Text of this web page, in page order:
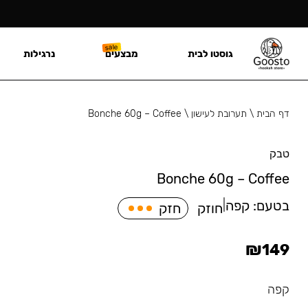
דף הבית\ תערובת לעישון \
Bonche 60g – Coffee
טבק
Bonche 60g – Coffee
בטעם: קפה חוזק חזק
₪149
קפה
גוסטו לבית מבצעים נרגילות